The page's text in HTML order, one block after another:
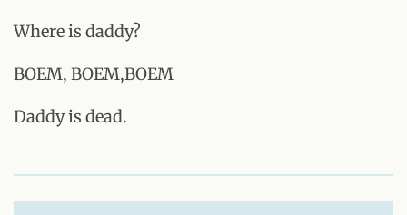
Where is daddy?
BOEM, BOEM,BOEM
Daddy is dead.